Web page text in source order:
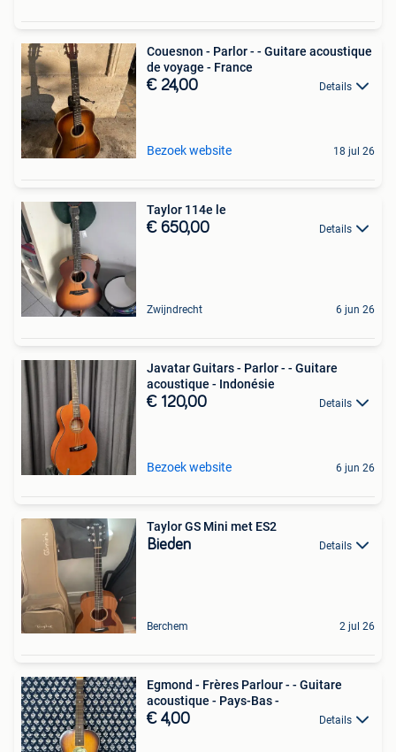
Couesnon - Parlor - - Guitare acoustique
de voyage - France
€ 24,00 Details
Bezoek website 18 jul 26
Taylor 114e le
€ 650,00 Details
Zwijndrecht 6 jun 26
Javatar Guitars - Parlor - - Guitare
acoustique - Indonésie
€ 120,00 Details
Bezoek website 6 jun 26
Taylor GS Mini met ES2
Bieden Details
Berchem 2 jul 26
Egmond - Frères Parlour - - Guitare
acoustique - Pays-Bas -
€ 4,00 Details